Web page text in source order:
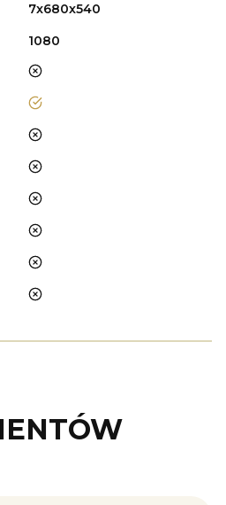
7x680x540
1080
nie
tak
nie
nie
nie
nie
nie
nie